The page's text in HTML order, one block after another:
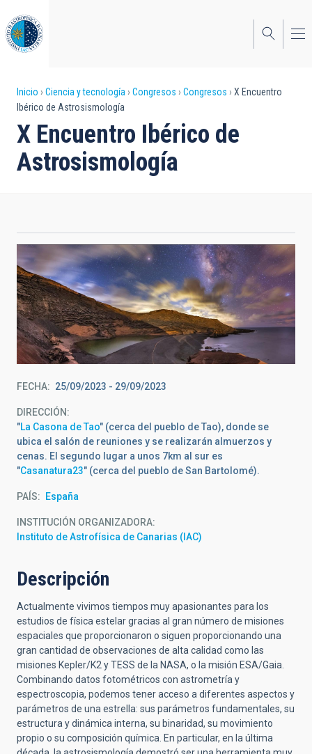
al
contenido
principal
Sobrescribir
enlaces
de
ayuda
navegación
Inicio Ciencia y tecnología Congresos Congresos
X Encuentro
Ibérico de Astrosismología
X Encuentro Ibérico de
Astrosismología
FECHA 25/09/2023 - 29/09/2023
DIRECCIÓN
"La Casona de Tao" (cerca del pueblo de Tao), donde se
ubica el salón de reuniones y se realizarán almuerzos y
cenas. El segundo lugar a unos 7km al sur es
"Casanatura23" (cerca del pueblo de San Bartolomé).
PAÍS España
INSTITUCIÓN ORGANIZADORA
Instituto de Astrofísica de Canarias (IAC)
Descripción
Actualmente vivimos tiempos muy apasionantes para los
estudios de física estelar gracias al gran número de misiones
espaciales que proporcionaron o siguen proporcionando una
gran cantidad de observaciones de alta calidad como las
misiones Kepler/K2 y TESS de la NASA, o la misión ESA/Gaia.
Combinando datos fotométricos con astrometría y
espectroscopia, podemos tener acceso a diferentes aspectos y
parámetros de una estrella: sus parámetros fundamentales, su
estructura y dinámica interna, su binaridad, su movimiento
propio o su composición química. En particular, en la última